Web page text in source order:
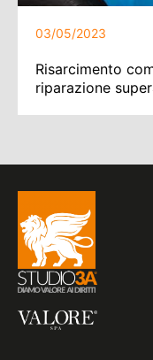
03/05/2023
Risarcimento
riparazione